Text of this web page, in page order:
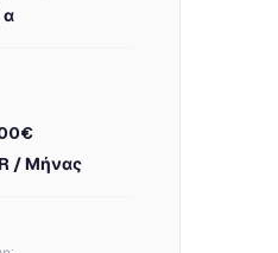
α
/ Μήνας